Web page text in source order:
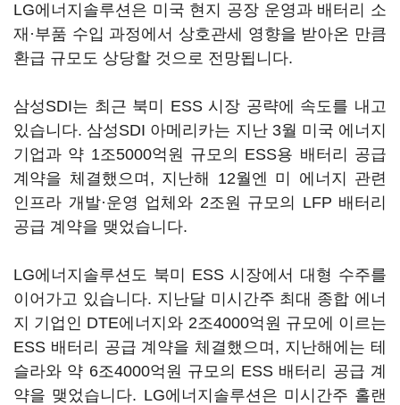
LG에너지솔루션은 미국 현지 공장 운영과 배터리 소
재·부품 수입 과정에서 상호관세 영향을 받아온 만큼
환급 규모도 상당할 것으로 전망됩니다.
삼성SDI는 최근 북미 ESS 시장 공략에 속도를 내고
있습니다. 삼성SDI 아메리카는 지난 3월 미국 에너지
기업과 약 1조5000억원 규모의 ESS용 배터리 공급
계약을 체결했으며, 지난해 12월엔 미 에너지 관련
인프라 개발·운영 업체와 2조원 규모의 LFP 배터리
공급 계약을 맺었습니다.
LG에너지솔루션도 북미 ESS 시장에서 대형 수주를
이어가고 있습니다. 지난달 미시간주 최대 종합 에너
지 기업인 DTE에너지와 2조4000억원 규모에 이르는
ESS 배터리 공급 계약을 체결했으며, 지난해에는 테
슬라와 약 6조4000억원 규모의 ESS 배터리 공급 계
약을 맺었습니다. LG에너지솔루션은 미시간주 홀랜